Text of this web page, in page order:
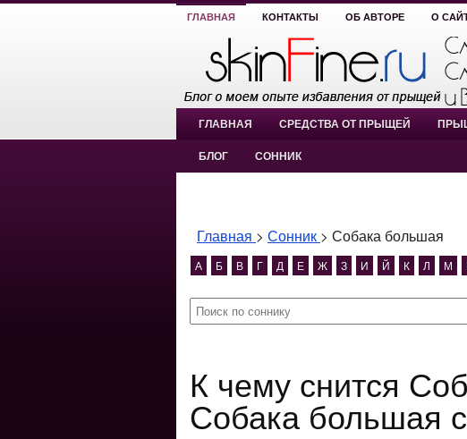
ГЛАВНАЯ КОНТАКТЫ ОБ АВТОРЕ О
ГЛАВНАЯ СРЕДСТВА ОТ ПРЫЩЕЙ
БЛОГ СОННИК
Главная > Сонник > Собака большая
А Б В Г Д Е Ж З И Й К Л М
К чему снится Собака большая?
Собака большая